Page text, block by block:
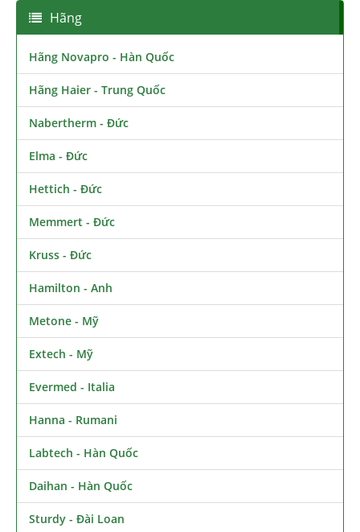
Hãng
Hãng Novapro - Hàn Quốc
Hãng Haier - Trung Quốc
Nabertherm - Đức
Elma - Đức
Hettich - Đức
Memmert - Đức
Kruss - Đức
Hamilton - Anh
Metone - Mỹ
Extech - Mỹ
Evermed - Italia
Hanna - Rumani
Labtech - Hàn Quốc
Daihan - Hàn Quốc
Sturdy - Đài Loan